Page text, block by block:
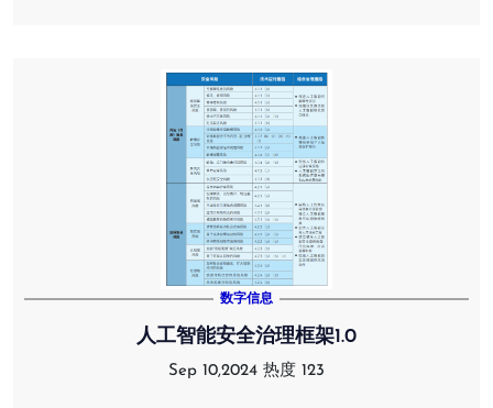
数字信息
人工智能安全治理框架1.0
Sep 10,2024 热度 123